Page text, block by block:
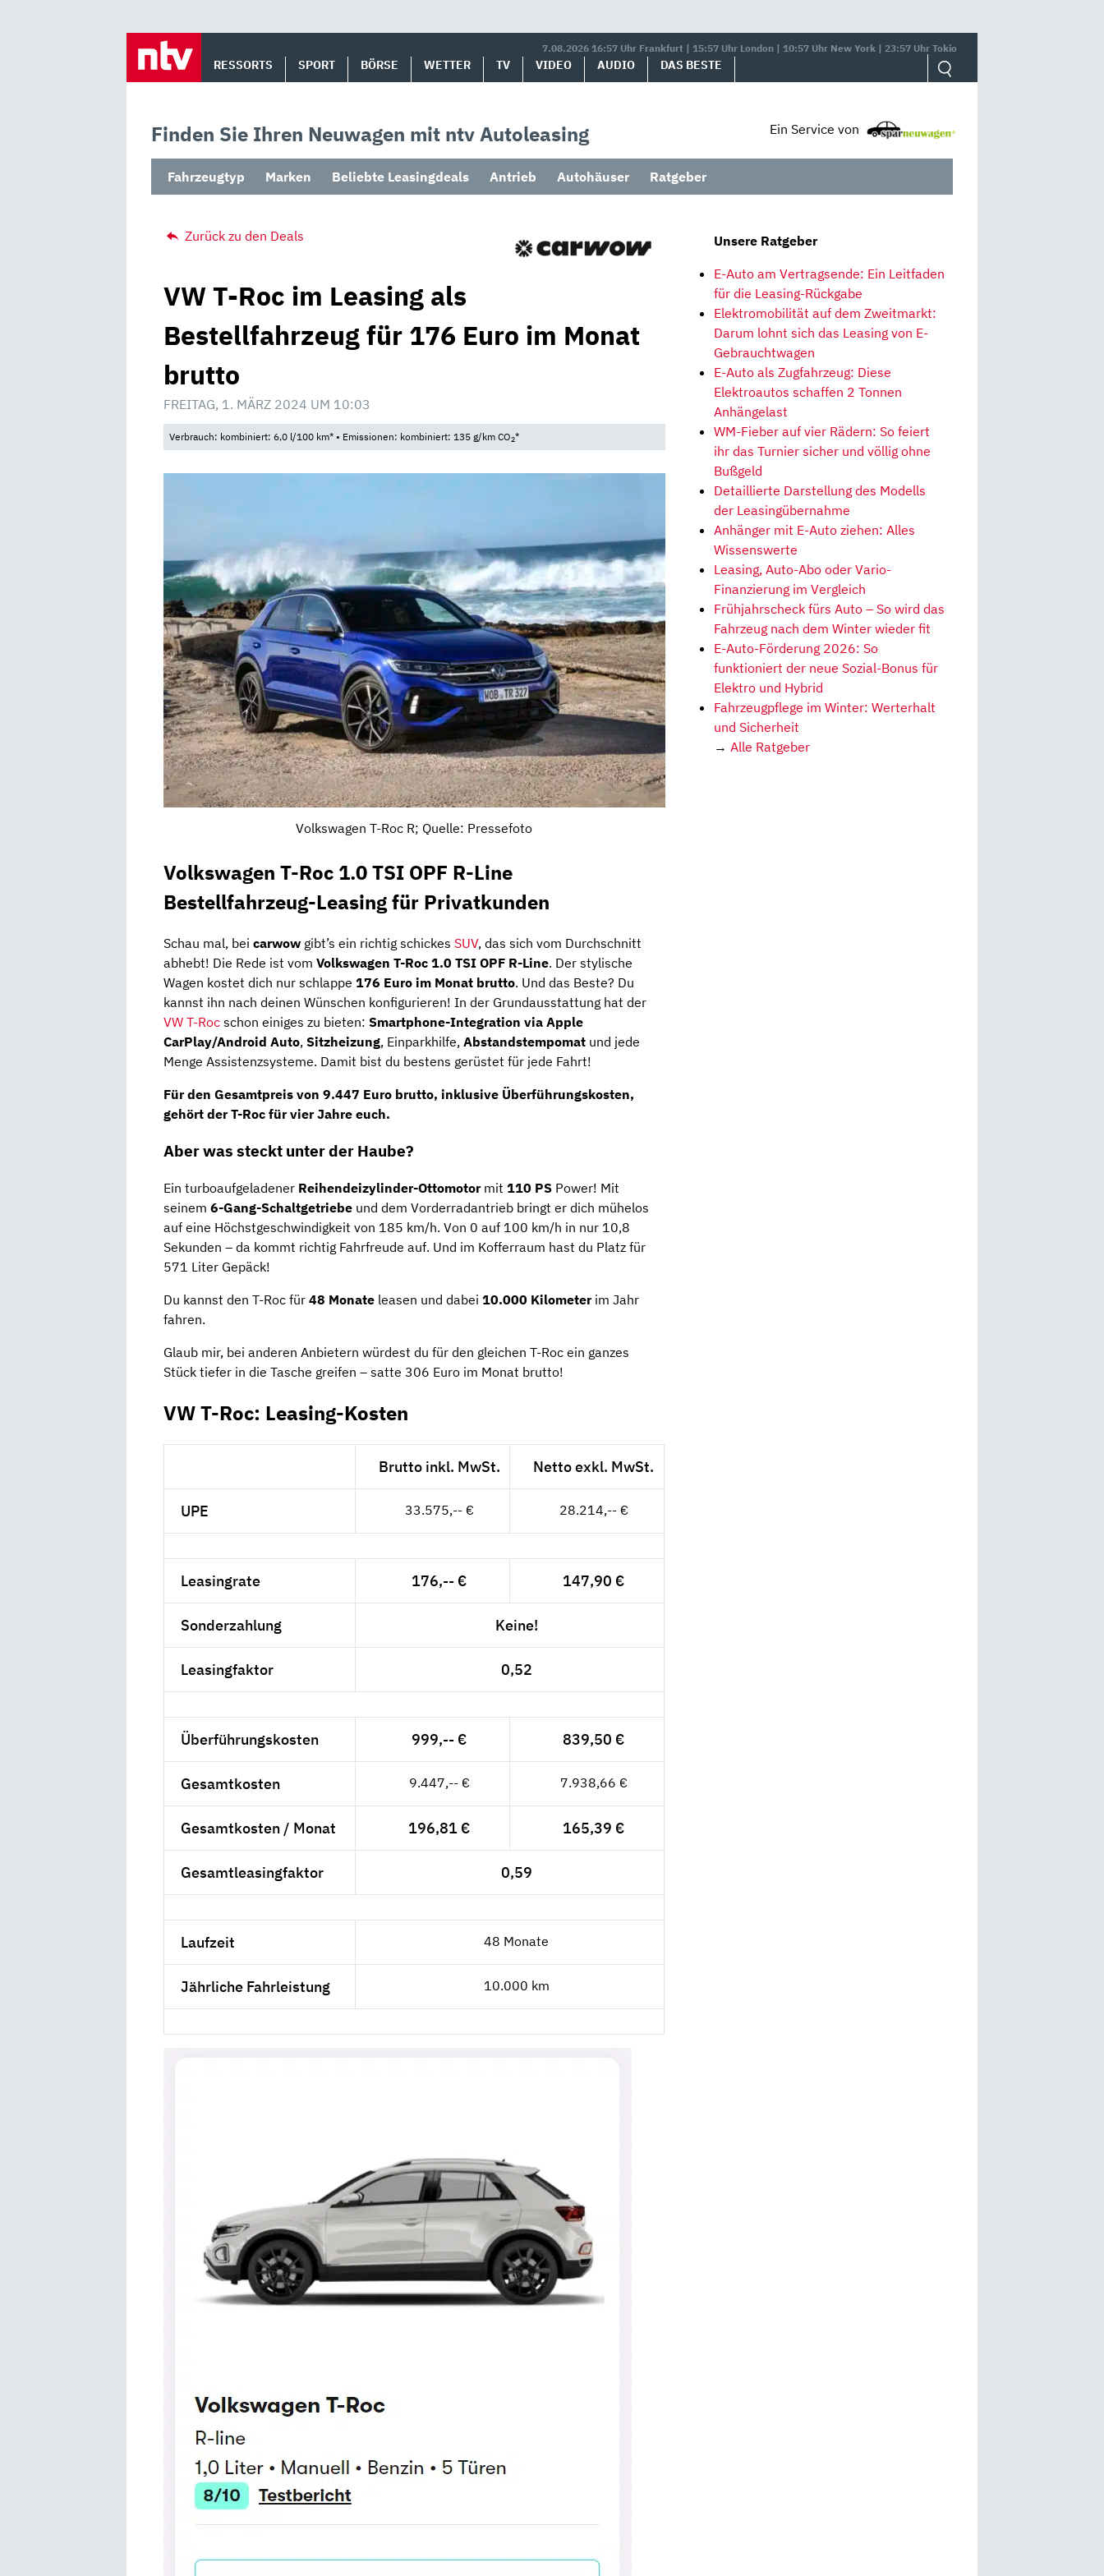
7.08.2026 16:57 Uhr Frankfurt | 15:57 Uhr London | 10:57 Uhr New York | 23:57 Uhr Tokio
RESSORTS SPORT BÖRSE WETTER TV VIDEO AUDIO DAS BESTE
Finden Sie Ihren Neuwagen mit ntv Autoleasing Ein Service von
Fahrzeugtyp Marken Beliebte Leasingdeals Antrieb Autohäuser Ratgeber
Zurück zu den Deals
VW T-Roc im Leasing als
Bestellfahrzeug für 176 Euro im Monat
brutto
FREITAG, 1. MÄRZ 2024 UM 10:03
Verbrauch: kombiniert: 6,0 l/100 km* • Emissionen: kombiniert: 135 g/km CO2*
Volkswagen T-Roc R; Quelle: Pressefoto
Volkswagen T-Roc 1.0 TSI OPF R-Line
Bestellfahrzeug-Leasing für Privatkunden
Schau mal, bei carwow gibt’s ein richtig schickes SUV, das sich vom Durchschnitt
abhebt! Die Rede ist vom Volkswagen T-Roc 1.0 TSI OPF R-Line. Der stylische
Wagen kostet dich nur schlappe 176 Euro im Monat brutto. Und das Beste? Du
kannst ihn nach deinen Wünschen konfigurieren! In der Grundausstattung hat der
VW T-Roc schon einiges zu bieten: Smartphone-Integration via Apple
CarPlay/Android Auto, Sitzheizung, Einparkhilfe, Abstandstempomat und jede
Menge Assistenzsysteme. Damit bist du bestens gerüstet für jede Fahrt!
Für den Gesamtpreis von 9.447 Euro brutto, inklusive Überführungskosten,
gehört der T-Roc für vier Jahre euch.
Aber was steckt unter der Haube?
Ein turboaufgeladener Reihendeizylinder-Ottomotormit 110 PS Power! Mit
seinem 6-Gang-Schaltgetriebe und dem Vorderradantrieb bringt er dich mühelos
auf eine Höchstgeschwindigkeit von 185 km/h. Von 0 auf 100 km/h in nur 10,8
Sekunden – da kommt richtig Fahrfreude auf. Und im Kofferraum hast du Platz für
571 Liter Gepäck!
Du kannst den T-Roc für 48 Monate leasen und dabei 10.000 Kilometerim Jahr
fahren.
Glaub mir, bei anderen Anbietern würdest du für den gleichen T-Roc ein ganzes
Stück tiefer in die Tasche greifen – satte 306 Euro im Monat brutto!
VW T-Roc: Leasing-Kosten
Brutto inkl. MwSt. Netto exkl. MwSt.
UPE 33.575,-- € 28.214,-- €
Leasingrate 176,-- € 147,90 €
Sonderzahlung Keine!
Leasingfaktor 0,52
Überführungskosten 999,-- € 839,50 €
Gesamtkosten 9.447,-- € 7.938,66 €
Gesamtkosten / Monat 196,81 € 165,39 €
Gesamtleasingfaktor 0,59
Laufzeit 48 Monate
Jährliche Fahrleistung 10.000 km
Unsere Ratgeber
E-Auto am Vertragsende: Ein Leitfaden
für die Leasing-Rückgabe
Elektromobilität auf dem Zweitmarkt:
Darum lohnt sich das Leasing von E-
Gebrauchtwagen
E-Auto als Zugfahrzeug: Diese
Elektroautos schaffen 2 Tonnen
Anhängelast
WM-Fieber auf vier Rädern: So feiert
ihr das Turnier sicher und völlig ohne
Bußgeld
Detaillierte Darstellung des Modells
der Leasingübernahme
Anhänger mit E-Auto ziehen: Alles
Wissenswerte
Leasing, Auto-Abo oder Vario-
Finanzierung im Vergleich
Frühjahrscheck fürs Auto – So wird das
Fahrzeug nach dem Winter wieder fit
E-Auto-Förderung 2026: So
funktioniert der neue Sozial-Bonus für
Elektro und Hybrid
Fahrzeugpflege im Winter: Werterhalt
und Sicherheit
→ Alle Ratgeber